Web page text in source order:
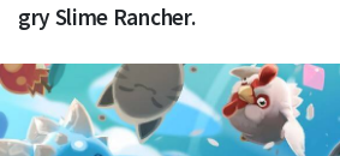
gry Slime Rancher.